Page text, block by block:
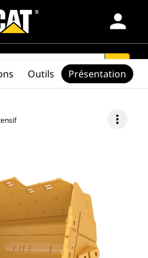
person
search
more_vert
Outils Présentation